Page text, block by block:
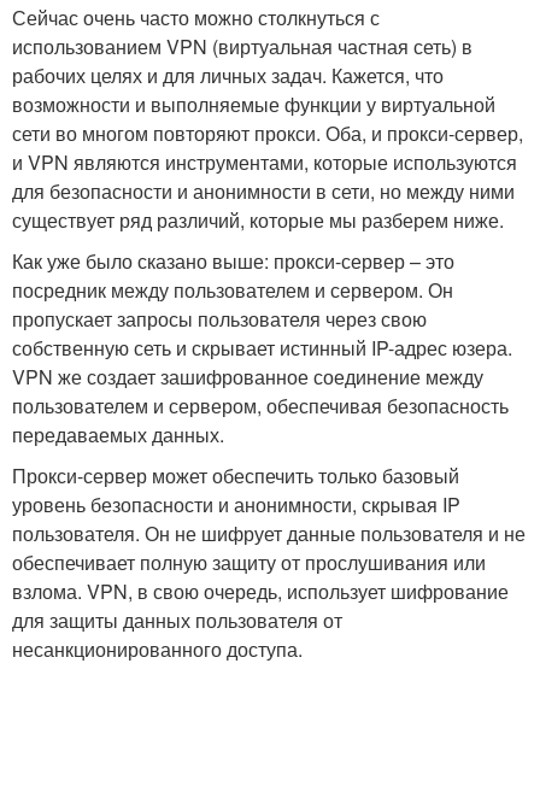
Сейчас очень часто можно столкнуться с
использованием VPN (виртуальная частная сеть) в
рабочих целях и для личных задач. Кажется, что
возможности и выполняемые функции у виртуальной
сети во многом повторяют прокси. Оба, и прокси-сервер,
и VPN являются инструментами, которые используются
для безопасности и анонимности в сети, но между ними
существует ряд различий, которые мы разберем ниже.
Как уже было сказано выше: прокси-сервер – это
посредник между пользователем и сервером. Он
пропускает запросы пользователя через свою
собственную сеть и скрывает истинный IP-адрес юзера.
VPN же создает зашифрованное соединение между
пользователем и сервером, обеспечивая безопасность
передаваемых данных.
Прокси-сервер может обеспечить только базовый
уровень безопасности и анонимности, скрывая IP
пользователя. Он не шифрует данные пользователя и не
обеспечивает полную защиту от прослушивания или
взлома. VPN, в свою очередь, использует шифрование
для защиты данных пользователя от
несанкционированного доступа.